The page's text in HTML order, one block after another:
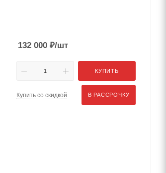
132 000 ₽/шт
КУПИТЬ
Купить со скидкой В РАССРОЧКУ